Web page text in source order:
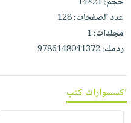
معنا
عدد الصفحات:128
مجلدات:1
ردمك:9786148041372
اكسسوارات كتب